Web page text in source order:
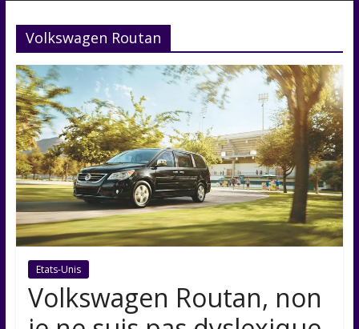
Volkswagen Routan
Etats-Unis
Volkswagen Routan, non